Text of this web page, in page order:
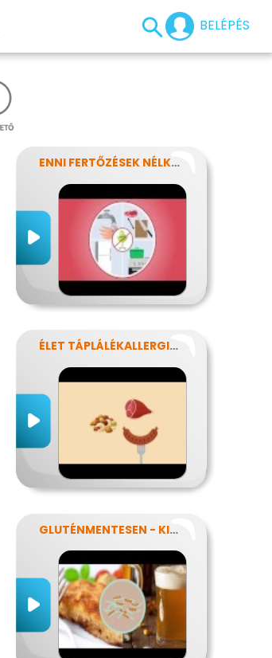
BELÉPÉS
ENNI FERTŐZÉSEK NÉLKÜL
ÉLET TÁPLÁLÉKALLERGIÁVAL
GLUTÉNMENTESEN - KINEK IS?!